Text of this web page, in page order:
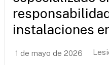
instalaciones
1 de mayo de 2026